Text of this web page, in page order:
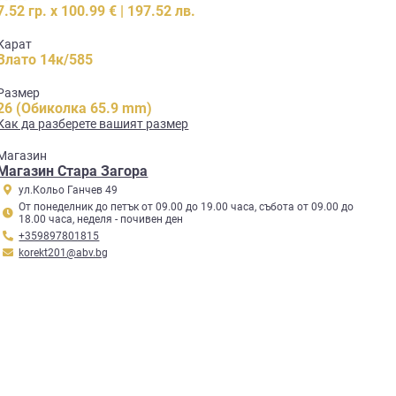
гр. x 100.99 € | 197.52 лв.
14к/585
(Обиколка 65.9 mm)
да разберете вашият размер
Стара Загора
ул.Кольо Ганчев 49
От понеделник до петък от 09.00 до 19.00 часа, събота от 09.00 до
18.00 часа, неделя - почивен ден
+359897801815
korekt201@abv.bg